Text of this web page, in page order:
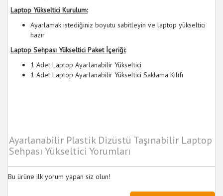
Laptop Yükseltici Kurulum:
Ayarlamak istediğiniz boyutu sabitleyin ve laptop yükseltici
hazır
Laptop Sehpası Yükseltici Paket İçeriği:
1 Adet Laptop Ayarlanabilir Yükseltici
1 Adet Laptop Ayarlanabilir Yükseltici Saklama Kılıfı
Ayarlanabilir Plastik Dizüstü Taşınabilir Laptop
Sehpası Yükseltici Yorumları
Bu ürüne ilk yorum yapan siz olun!